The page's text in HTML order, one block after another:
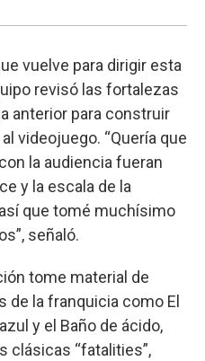
vuelve para dirigir esta
revisó las fortalezas
anterior para construir
videojuego. “Quería que
la audiencia fueran
y la escala de la
que tomé muchísimo
señaló.
tome material de
la franquicia como El
y el Baño de ácido,
clásicas “fatalities”,